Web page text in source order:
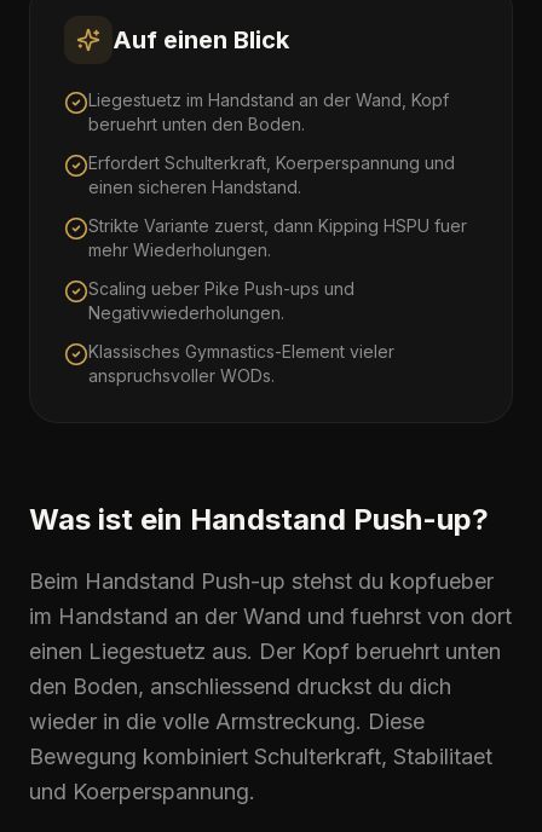
Auf einen Blick
Liegestuetz im Handstand an der Wand, Kopf
beruehrt unten den Boden.
Erfordert Schulterkraft, Koerperspannung und
einen sicheren Handstand.
Strikte Variante zuerst, dann Kipping HSPU fuer
mehr Wiederholungen.
Scaling ueber Pike Push-ups und
Negativwiederholungen.
Klassisches Gymnastics-Element vieler
anspruchsvoller WODs.
Was ist ein Handstand Push-up?
Beim Handstand Push-up stehst du kopfueber
im Handstand an der Wand und fuehrst von dort
einen Liegestuetz aus. Der Kopf beruehrt unten
den Boden, anschliessend druckst du dich
wieder in die volle Armstreckung. Diese
Bewegung kombiniert Schulterkraft, Stabilitaet
und Koerperspannung.